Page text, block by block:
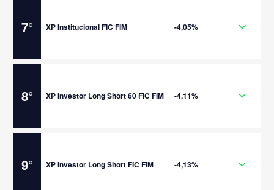
7° XP Institucional FIC FIM -4,05%
8° XP Investor Long Short 60 FIC FIM -4,11%
9° XP Investor Long Short FIC FIM -4,13%